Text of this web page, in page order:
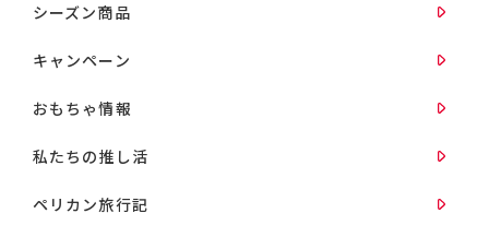
シーズン商品
キャンペーン
おもちゃ情報
私たちの推し活
ペリカン旅行記